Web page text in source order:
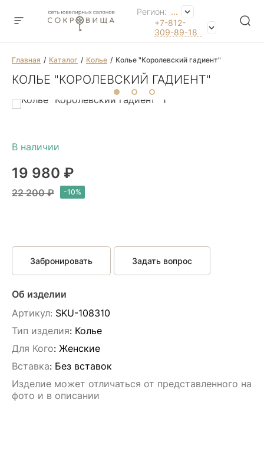
Регион: ...
+7-812-
309-89-18
Главная Каталог Колье Колье "Королевский гадиент"
КОЛЬЕ "КОРОЛЕВСКИЙ ГАДИЕНТ"
19 980 ₽
22 200 ₽
Забронировать Задать вопрос
Об изделии
Артикул: SKU-108310
Тип изделия: Колье
Для Кого: Женские
Вставка: Без вставок
Изделие может отличаться от представленного на
фото и в описании